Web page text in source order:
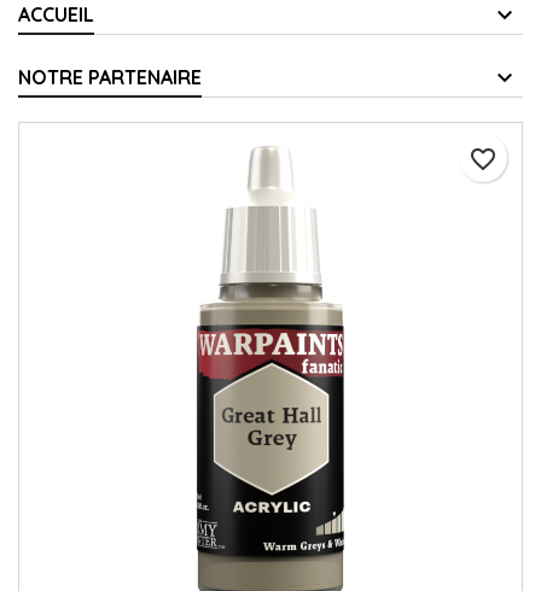
ACCUEIL
NOTRE PARTENAIRE
favorite_border